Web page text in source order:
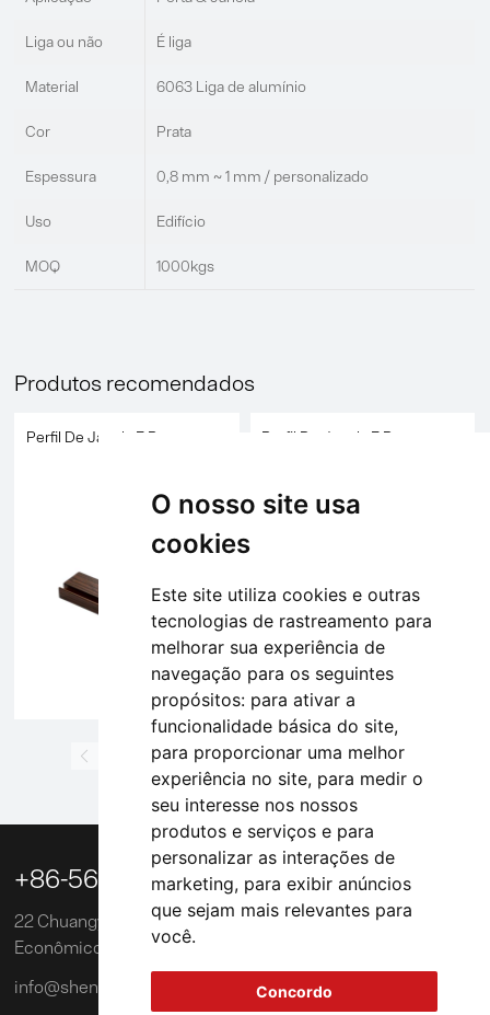
O nosso site usa
cookies
Este site utiliza cookies e outras
tecnologias de rastreamento para
melhorar sua experiência de
navegação para os seguintes
propósitos: para ativar a
funcionalidade básica do site,
para proporcionar uma melhor
experiência no site, para medir o
seu interesse nos nossos
produtos e serviços e para
personalizar as interações de
marketing, para exibir anúncios
que sejam mais relevantes para
você.
Concordo
Liga ou não É liga
Material 6063 Liga de alumínio
Cor Prata
Espessura 0,8 mm ~ 1 mm / personalizado
Uso Edifício
MOQ 1000kgs
Produtos recomendados
Perfil De Janela E Porta Perfil De Janela E Porta
3 4 5 6 7 8 9 10
+86-563-3039218
22 Chuangye Road, Zona de Desenvolvimento
Econômico e Tecnológico de Xuancheng, China
info@shengxinglobal.com